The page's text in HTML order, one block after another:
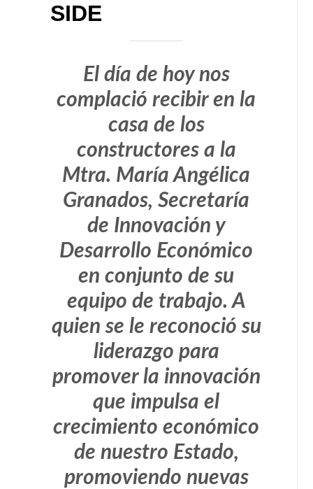
SIDE
El día de hoy nos
complació recibir en la
casa de los
constructores a la
Mtra. María Angélica
Granados, Secretaría
de Innovación y
Desarrollo Económico
en conjunto de su
equipo de trabajo. A
quien se le reconoció su
liderazgo para
promover la innovación
que impulsa el
crecimiento económico
de nuestro Estado,
promoviendo nuevas